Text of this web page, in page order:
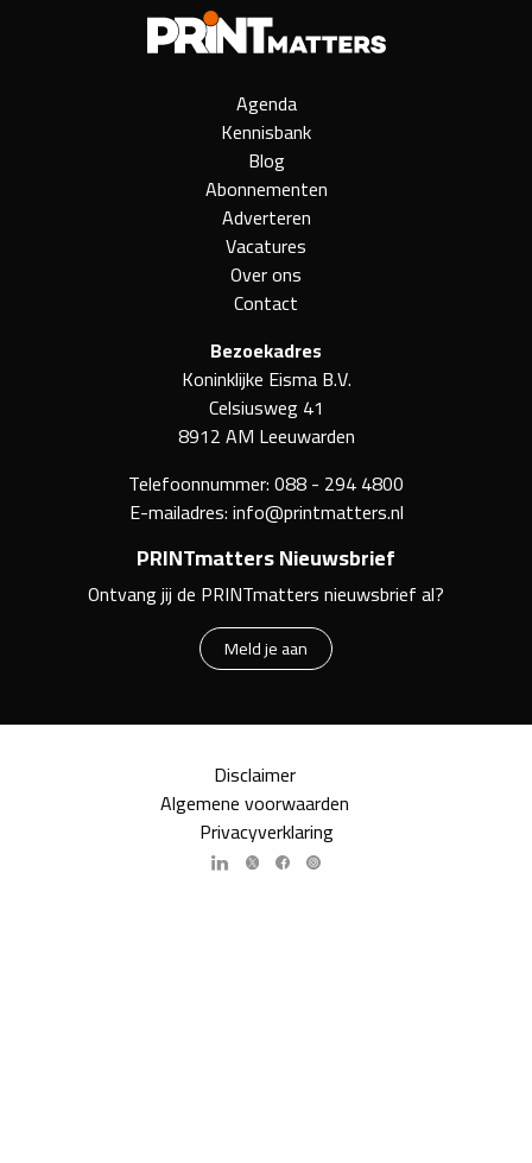
Agenda
Kennisbank
Blog
Abonnementen
Adverteren
Vacatures
Over ons
Contact
Bezoekadres
Koninklijke Eisma B.V.
Celsiusweg 41
8912 AM Leeuwarden
Telefoonnummer:088 - 294 4800
E-mailadres:info@printmatters.nl
PRINTmatters Nieuwsbrief
Ontvang jij de PRINTmatters nieuwsbrief al?
Meld je aan
Disclaimer
Algemene voorwaarden
Privacyverklaring